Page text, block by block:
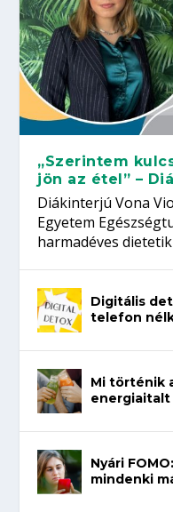
„Szerintem
jön az étel” –
Diákinterjú Vona
Egyetem
harmadéves
Digitális
telefon
Mi történik
energiaitalt
Nyári
mindenki